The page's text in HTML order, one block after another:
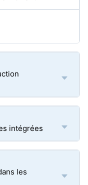
intégrées
les